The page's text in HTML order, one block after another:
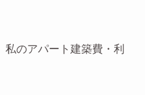
私のアパート建築費・利